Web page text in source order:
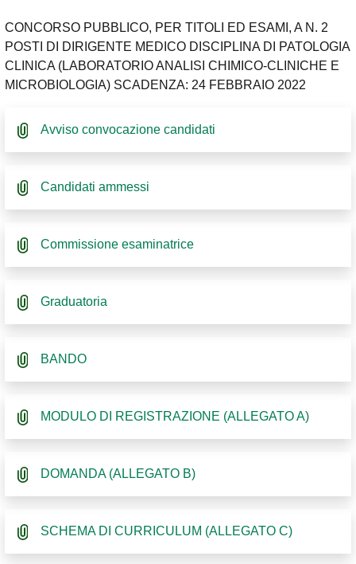
CONCORSO PUBBLICO, PER TITOLI ED ESAMI, A N. 2
POSTI DI DIRIGENTE MEDICO DISCIPLINA DI PATOLOGIA
CLINICA (LABORATORIO ANALISI CHIMICO-CLINICHE E
MICROBIOLOGIA) SCADENZA: 24 FEBBRAIO 2022
Avviso convocazione candidati
Candidati ammessi
Commissione esaminatrice
Graduatoria
BANDO
MODULO DI REGISTRAZIONE (ALLEGATO A)
DOMANDA (ALLEGATO B)
SCHEMA DI CURRICULUM (ALLEGATO C)